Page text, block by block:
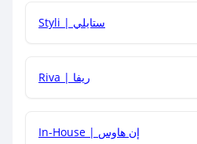
كود خصم مع العروض الأخرى؟
Styli | ستايلي
Riva | ريفا
In-House | إن هاوس